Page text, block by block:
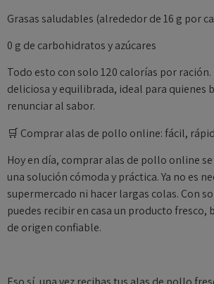
Grasas saludables (alrededor de 16 g por
0 g de carbohidratos y azúcares
Todo esto con solo 120 calorías por ración.
deliciosa y equilibrada, ideal para quienes
renunciar al sabor.
🛒 Comprar alas de pollo online: fácil,
Hoy en día, comprar alas de pollo online
una solución cómoda y práctica. Ya no es
supermercado ni hacer largas colas. Con
puedes recibir en casa un producto fresco,
de origen confiable.